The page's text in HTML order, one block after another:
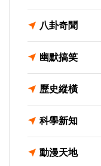
八卦奇聞
幽默搞笑
歷史縱橫
科學新知
動漫天地